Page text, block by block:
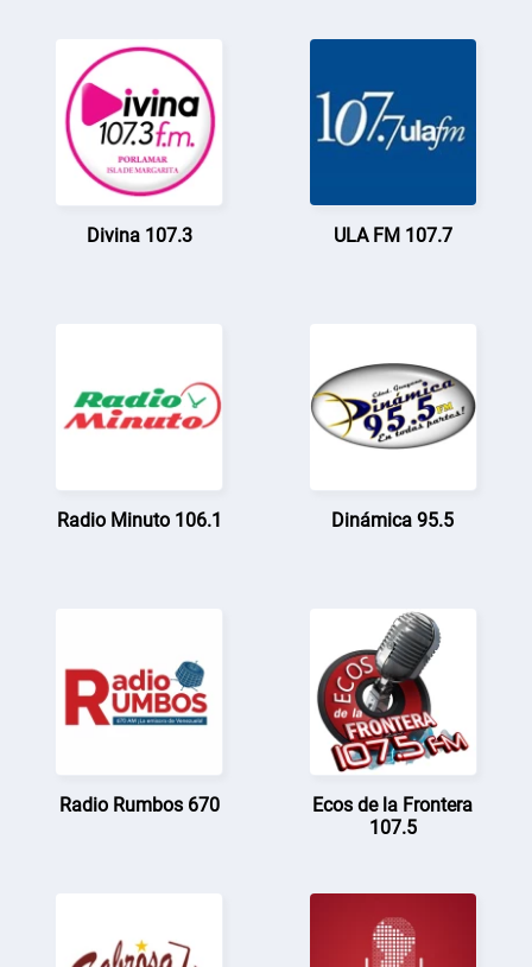
Divina 107.3 ULA FM 107.7
Radio Minuto 106.1 Dinámica 95.5
Radio Rumbos 670
Ecos de la Frontera
107.5